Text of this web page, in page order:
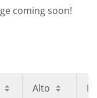
$0,0000018
coming soon!
Alto